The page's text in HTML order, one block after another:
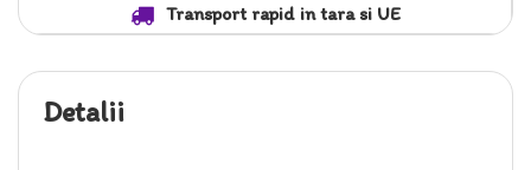
Transport rapid in tara si UE
Detalii